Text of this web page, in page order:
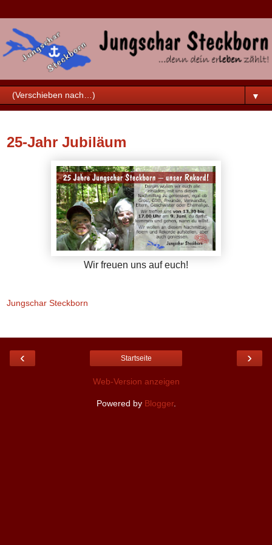
▼
25-Jahr Jubiläum
Wir freuen uns auf euch!
Jungschar Steckborn
‹ ›
Startseite
Web-Version anzeigen
Powered by Blogger.